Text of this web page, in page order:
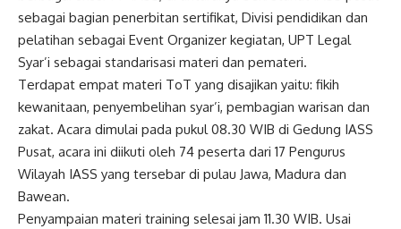
sebagai bagian penerbitan sertifikat, Divisi pendidikan dan
pelatihan sebagai Event Organizer kegiatan, UPT Legal
Syar’i sebagai standarisasi materi dan pemateri.
Terdapat empat materi ToT yang disajikan yaitu: fikih
kewanitaan, penyembelihan syar’i, pembagian warisan dan
zakat. Acara dimulai pada pukul 08.30 WIB di Gedung IASS
Pusat, acara ini diikuti oleh 74 peserta dari 17 Pengurus
Wilayah IASS yang tersebar di pulau Jawa, Madura dan
Bawean.
Penyampaian materi training selesai jam 11.30 WIB. Usai